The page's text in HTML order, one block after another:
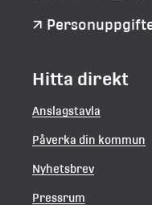
Hitta direkt
Anslagstavla
Påverka din kommun
Nyhetsbrev
Pressrum